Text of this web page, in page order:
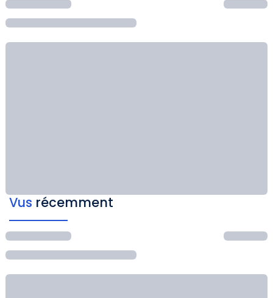
Vus récemment